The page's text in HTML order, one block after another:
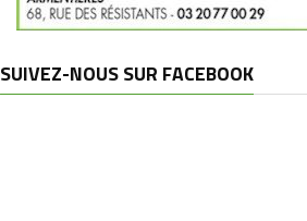
SUIVEZ-NOUS SUR FACEBOOK